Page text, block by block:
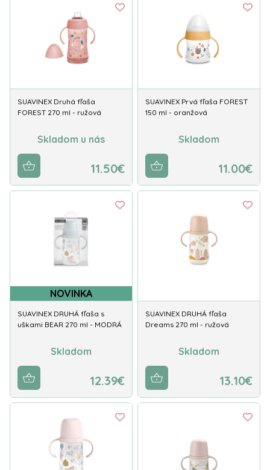
SUAVINEX Druhá fľaša
FOREST 270 ml - ružová
Skladom u nás
11.50€
SUAVINEX Prvá fľaša FOREST
150 ml - oranžová
Skladom
11.00€
NOVINKA
SUAVINEX DRUHÁ fľaša s
uškami BEAR 270 ml - MODRÁ
Skladom
12.39€
SUAVINEX DRUHÁ fľaša
Dreams 270 ml - ružová
Skladom
13.10€